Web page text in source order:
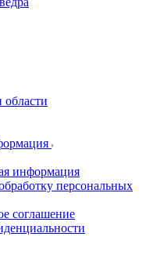
информация
персональных
соглашение